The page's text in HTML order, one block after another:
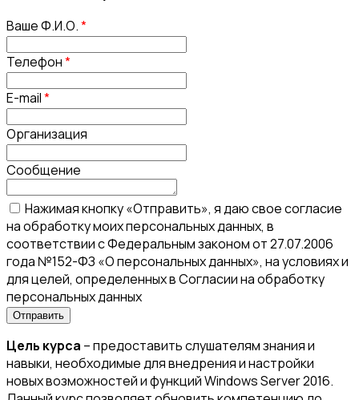
Ваше Ф.И.О.*
Телефон*
E-mail*
Организация
Сообщение
Нажимая кнопку «Отправить», я даю свое согласие
на обработку моих персональных данных, в
соответствии с Федеральным законом от 27.07.2006
года №152-ФЗ «О персональных данных», на условиях и
для целей, определенных в Согласии на обработку
персональных данных
Цель курса – предоставить слушателям знания и
навыки, необходимые для внедрения и настройки
новых возможностей и функций Windows Server 2016.